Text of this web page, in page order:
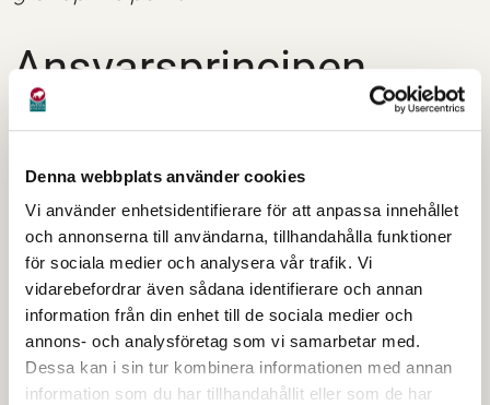
Denna webbplats använder cookies
Vi använder enhetsidentifierare för att anpassa innehållet
och annonserna till användarna, tillhandahålla funktioner
för sociala medier och analysera vår trafik. Vi
vidarebefordrar även sådana identifierare och annan
information från din enhet till de sociala medier och
annons- och analysföretag som vi samarbetar med.
Dessa kan i sin tur kombinera informationen med annan
information som du har tillhandahållit eller som de har
Ansvarsprincipen
Den som har ansvar för en verksamhet under
krissituation. Det betyder att det är den vanliga
sjukvården som har hand om vården även vid en kris,
att kommunerna sköter skola och äldreomsorg och
så vidare.
Likhetsprincipen
Under en kris ska verksamheten fungera på liknande